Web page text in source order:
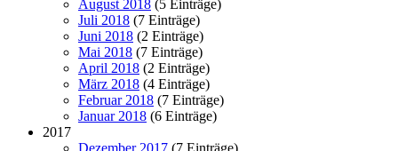
August 2018 (5 Einträge)
Juli 2018 (7 Einträge)
Juni 2018 (2 Einträge)
Mai 2018 (7 Einträge)
April 2018 (2 Einträge)
März 2018 (4 Einträge)
Februar 2018 (7 Einträge)
Januar 2018 (6 Einträge)
2017